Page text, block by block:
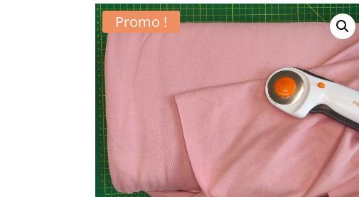
Promo !